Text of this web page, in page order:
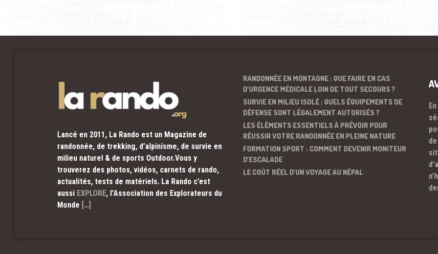
Lancé en 2011, La Rando est un Magazine de
randonnée, de trekking, d’alpinisme, de survie en
milieu naturel & de sports Outdoor.Vous y
trouverez des photos, vidéos, carnets de rando,
actualités, tests de matériels. La Rando c’est
aussi EXPLORE, l’Association des Explorateurs du
Monde […]
RANDONNÉE EN MONTAGNE : QUE FAIRE EN CAS
D’URGENCE MÉDICALE LOIN DE TOUT SECOURS ?
SURVIE EN MILIEU ISOLÉ : QUELS ÉQUIPEMENTS DE
DÉFENSE SONT LÉGALEMENT AUTORISÉS ?
LES ÉLÉMENTS ESSENTIELS À PRÉVOIR POUR
RÉUSSIR VOTRE RANDONNÉE EN PLEINE NATURE
FORMATION SPORT : COMMENT DEVENIR MONITEUR
D’ESCALADE
LE COÛT RÉEL D’UN VOYAGE AU NÉPAL